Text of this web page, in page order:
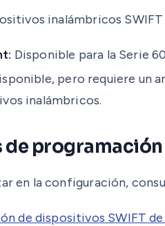
inalámbricos
Disponible para la Serie
pero requiere un
inalámbricos.
de programación
en la configuración,
de dispositivos SWIFT